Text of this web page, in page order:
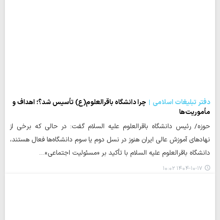
دفتر تبلیغات اسلامی
چرا دانشگاه باقرالعلوم(ع) تأسیس شد؟؛ اهداف و
مأموریت‌ها
حوزه/ رئیس دانشگاه باقرالعلوم علیه السلام گفت: در حالی که برخی از
نهادهای آموزش عالی ایران هنوز در نسل دوم یا سوم دانشگاه‌ها فعال هستند،
دانشگاه باقرالعلوم علیه السلام با تأکید بر «مسئولیت اجتماعی»…
۱۴۰۴-۱۰-۱۷ ۱۰:۰۲